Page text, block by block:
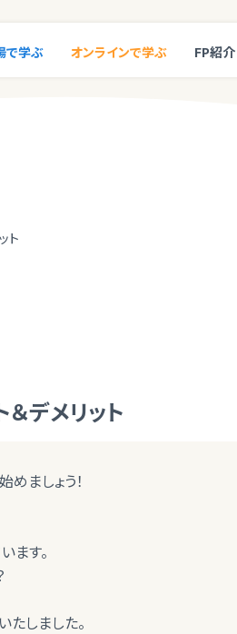
で学ぶ オンラインで学ぶ FP紹介
ト
デメリット
ましょう！
ます。
しました。